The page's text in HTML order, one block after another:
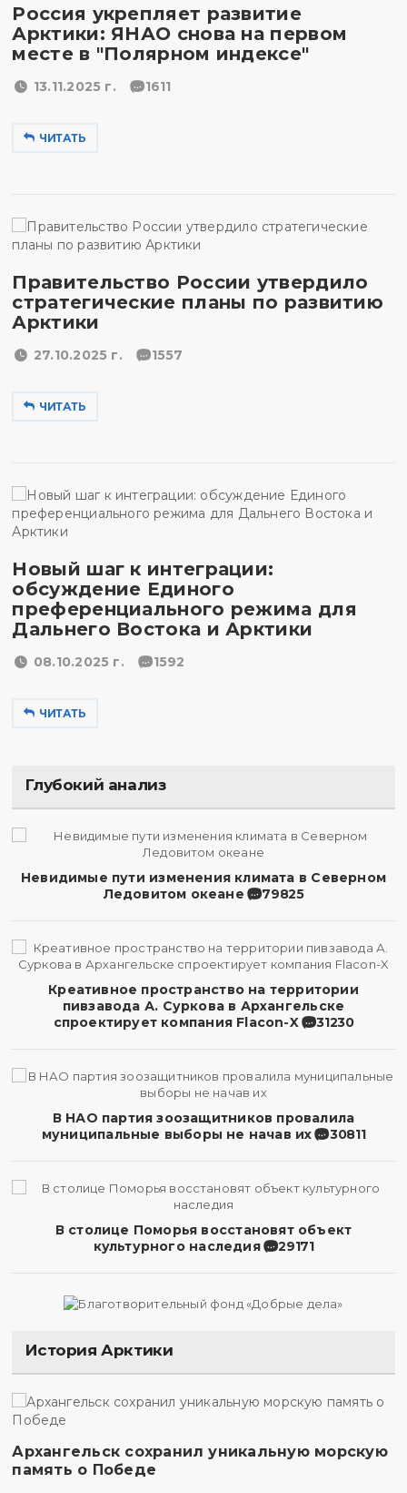
Россия укрепляет развитие
Арктики: ЯНАО снова на первом
месте в "Полярном индексе"
13.11.2025 г. 1611
ЧИТАТЬ
Правительство России утвердило
стратегические планы по развитию
Арктики
27.10.2025 г. 1557
ЧИТАТЬ
Новый шаг к интеграции:
обсуждение Единого
преференциального режима для
Дальнего Востока и Арктики
08.10.2025 г. 1592
ЧИТАТЬ
Глубокий анализ
Невидимые пути изменения климата в Северном
Ледовитом океане
79825
Креативное пространство на территории
пивзавода А. Суркова в Архангельске
спроектирует компания Flacon-X
31230
В НАО партия зоозащитников провалила
муниципальные выборы не начав их
30811
В столице Поморья восстановят объект
культурного наследия
29171
История Арктики
Архангельск сохранил уникальную морскую
память о Победе